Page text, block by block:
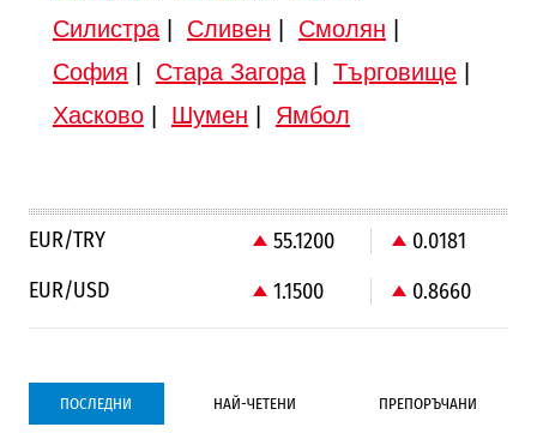
Силистра| Сливен Смолян
София
Стара Загора| Търговище|
Хасково| Шумен Ямбол
EUR/TRY 55.1200
0.0181
EUR/USD
1.1500 0.8660
ПОСЛЕДНИ НАЙ-ЧЕТЕНИ ПРЕПОРЪЧАНИ